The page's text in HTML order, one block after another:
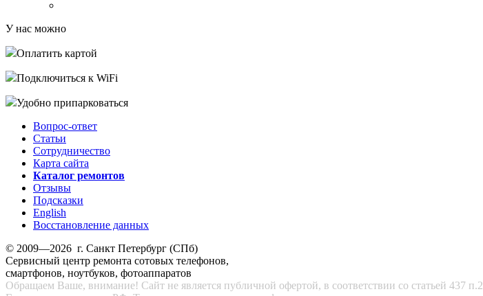
У нас можно
Оплатить картой
Подключиться к WiFi
Удобно припарковаться
Вопрос-ответ
Статьи
Сотрудничество
Карта сайта
Каталог ремонтов
Отзывы
Подсказки
English
Восстановление данных
© 2009—2026 г. Санкт Петербург (СПб)
Сервисный центр ремонта сотовых телефонов,
смартфонов, ноутбуков, фотоаппаратов
Обращаем Ваше, внимание! Сайт не является публичной офертой, в соответствии со статьей 437 п.2